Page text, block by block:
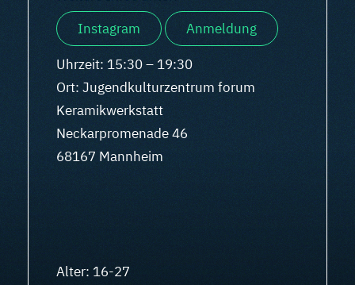
Instagram
Anmeldung
Uhrzeit: 15:30 – 19:30
Ort: Jugendkulturzentrum forum
Keramikwerkstatt
Neckarpromenade 46
68167 Mannheim
Alter: 16-27